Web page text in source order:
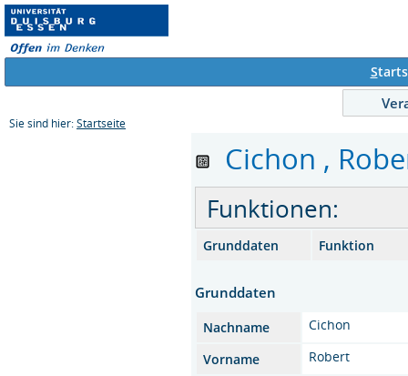
S
Sie sind hier: Startseite
Cichon ,
Funktionen:
Grunddaten Funktion
Grunddaten
Nachname
Cichon
Vorname
Robert